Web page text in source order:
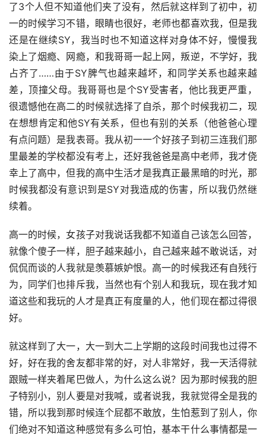
了3个人但不知道他们夹了没有，然后就这样到了初中，初
一的时候学习不错，眼睛也很好，老师也都喜欢我，但是我
还是在继续SY，我当时也不知道这样对身体不好，慢慢我
染上了烟瘾、网瘾，和我哥哥一起上网，叛逆，不学好，我
占齐了……由于SY脾气也越来越坏，和同学关系也越来越
差，顶撞父母。我哥哥也是个SY受害者，他比我更严重，
很遗憾他在高二的时候就选择了自杀，那个时候我初二，现
在想想肯定和他SY有关系，但也有别的关系（他爸爸心理
有点问题）是我表哥。我从初一一个好孩子到初三连我们那
里最差的学校都没有考上，还好我爸爸是高中老师，我才侥
幸上了高中，但我的高中生活才是我真正最黑暗的时光，那
时候我都没有意识到是SY对我造成的伤害，所以我仍然继
续着。
高一的时候，女孩子对我说话我都不知道自己该怎么回答，
就像个傻子一样，胆子越来越小，自己越来越不敢说话，对
侃侃而谈的人我就是羡慕嫉妒恨。高一的时候我还有自残行
为，同学们也排斥我，当然也有个别人和我玩，现在我才知
道这些和我玩的人才是真正有度量的人，他们现在都过得很
好。
就这样到了大一，大一到大二上学期的这段时间我也过得不
好，好在我的舍友都非常的好，对人非常好，我一天活得就
跟贼一样夹着尾巴做人，为什么这么说？因为那时候我的胆
子特别小，别人要是对我喊，或者说我，我就觉得全是我的
错，所以我到那时候连个屁都不敢放，生怕惹到了别人，你
们绝对不知道这种感觉有多么可怕，基本干什么事情都是一